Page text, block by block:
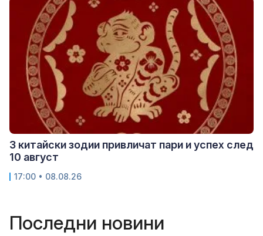
3 китайски зодии привличат пари и успех след
10 август
17:00 • 08.08.26
Последни новини